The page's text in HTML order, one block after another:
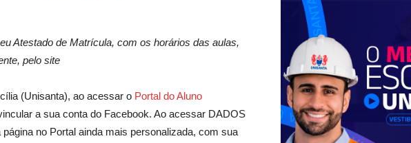
Atestado de Matrícula, com os horários das aulas,
pelo site
(Unisanta), ao acessar o Portal do Aluno
a sua conta do Facebook. Ao acessar DADOS
no Portal ainda mais personalizada, com sua